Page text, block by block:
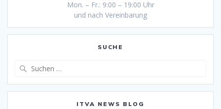
Mon. – Fr.: 9:00 – 19:00 Uhr
und nach Vereinbarung
SUCHE
ITVA NEWS BLOG